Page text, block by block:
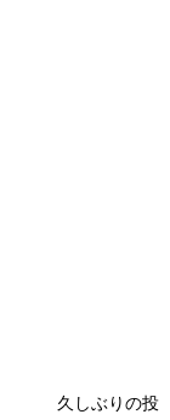
久しぶりの投